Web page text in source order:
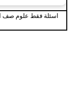
اسئلة فقط علوم صف